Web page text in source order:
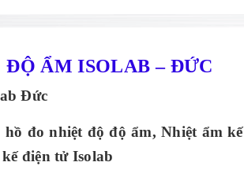
ẨM ISOLAB – ĐỨC
Đức
đo nhiệt độ độ ẩm, Nhiệt ẩm
điện tử Isolab